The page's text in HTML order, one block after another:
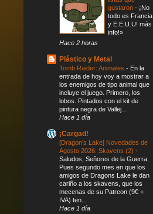
gustaron - ¡No
todo es Francia
y E.E.U.U! más
info!»
Hace 2 horas
Plástico y Metal
Tomb Raider: Animales - En la
entrada de hoy voy a mostrar a
los enemigos de tipo animal que
incluye el juego. Primero, los
lobos. Pintados con el kit de
pintura negra de Vallej...
Hace 1 día
¡Cargad!
[Dragon’s Lake] Novedades de
Agosto 2026: Skavens (2) -
Saludos, Señores de la Guerra.
Pues segundo mes en que los
amigos de Dragons Lake le dan
cariño a los skavens, que los
mecenas de su Patreon (9€ +
IVA) ten...
Hace 1 día